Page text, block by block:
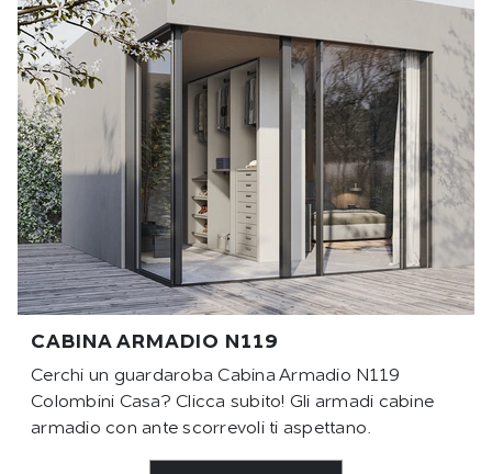
CABINA ARMADIO N119
Cerchi un guardaroba Cabina Armadio N119
Colombini Casa? Clicca subito! Gli armadi cabine
armadio con ante scorrevoli ti aspettano.